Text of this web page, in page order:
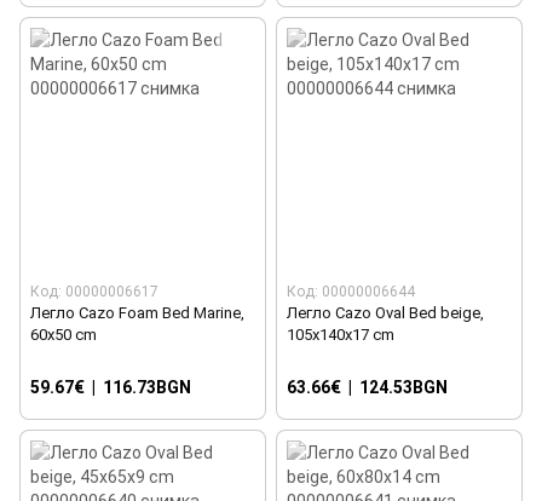
Код: 00000006617
Легло Cazo Foam Bed Marine,
60x50 cm
59.67€ 116.73BGN
Код: 00000006644
Легло Cazo Oval Bed beige,
105x140x17 cm
63.66€ 124.53BGN